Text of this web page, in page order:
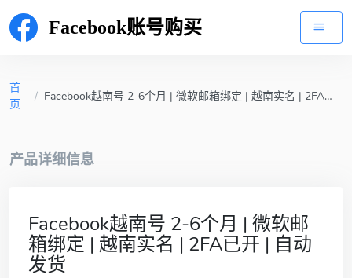
Facebook账号购买
首
页
/ Facebook越南号 2-6个月 | 微软邮箱绑定 | 越南实名 | 2FA已开 | 自动发货
产品详细信息
Facebook越南号 2-6个月 | 微软邮
箱绑定 | 越南实名 | 2FA已开 | 自动
发货